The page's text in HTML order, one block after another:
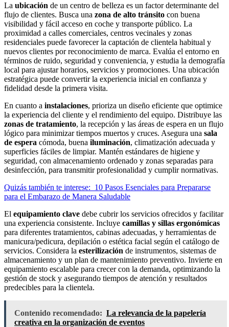
La ubicación de un centro de belleza es un factor determinante del
flujo de clientes. Busca una zona de alto tránsito con buena
visibilidad y fácil acceso en coche y transporte público. La
proximidad a calles comerciales, centros vecinales y zonas
residenciales puede favorecer la captación de clientela habitual y
nuevos clientes por reconocimiento de marca. Evalúa el entorno en
términos de ruido, seguridad y conveniencia, y estudia la demografía
local para ajustar horarios, servicios y promociones. Una ubicación
estratégica puede convertir la experiencia inicial en confianza y
fidelidad desde la primera visita.
En cuanto a instalaciones, prioriza un diseño eficiente que optimice
la experiencia del cliente y el rendimiento del equipo. Distribuye las
zonas de tratamiento, la recepción y las áreas de espera en un flujo
lógico para minimizar tiempos muertos y cruces. Asegura una sala
de espera cómoda, buena iluminación, climatización adecuada y
superficies fáciles de limpiar. Mantén estándares de higiene y
seguridad, con almacenamiento ordenado y zonas separadas para
desinfección, para transmitir profesionalidad y cumplir normativas.
Quizás también te interese: 10 Pasos Esenciales para Prepararse
para el Embarazo de Manera Saludable
El equipamiento clave debe cubrir los servicios ofrecidos y facilitar
una experiencia consistente. Incluye camillas y sillas ergonómicas
para diferentes tratamientos, cabinas adecuadas, y herramientas de
manicura/pedicura, depilación o estética facial según el catálogo de
servicios. Considera la esterilización de instrumentos, sistemas de
almacenamiento y un plan de mantenimiento preventivo. Invierte en
equipamiento escalable para crecer con la demanda, optimizando la
gestión de stock y asegurando tiempos de atención y resultados
predecibles para la clientela.
Contenido recomendado: La relevancia de la papelería
creativa en la organización de eventos